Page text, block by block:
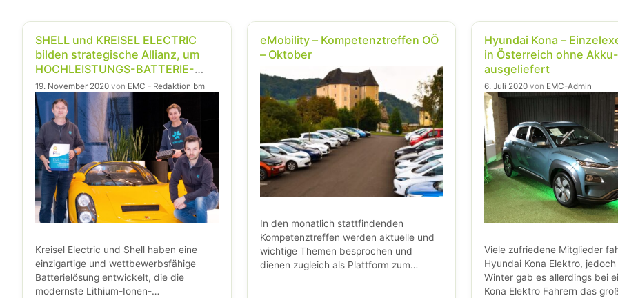
SHELL und KREISEL ELECTRIC
bilden strategische Allianz, um
HOCHLEISTUNGS-BATTERIE-
LÖSUNG anzubieten
19. November 2020 von EMC - Redaktion bm
Kreisel Electric und Shell haben eine
einzigartige und wettbewerbsfähige
Batterielösung entwickelt, die die
modernste Lithium-Ionen-
eMobility – Kompetenztreffen OÖ
– Oktober
In den monatlich stattfindenden
Kompetenztreffen werden aktuelle und
wichtige Themen besprochen und
dienen zugleich als Plattform zum
Hyundai Kona –
in Österreich ohne
ausgeliefert
6. Juli 2020 von EMC-Admin
Viele zufriedene Mitglieder
Hyundai Kona Elektro,
Winter gab es allerdings bei
Kona Elektro Fahrern das